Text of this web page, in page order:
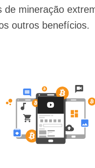
de mineração
outros benefícios.